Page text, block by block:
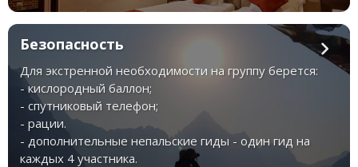
Безопасность
Для экстренной необходимости на группу берется:
- кислородный баллон;
- спутниковый телефон;
- рации.
- дополнительные непальские гиды - один гид на
каждых 4 участника.